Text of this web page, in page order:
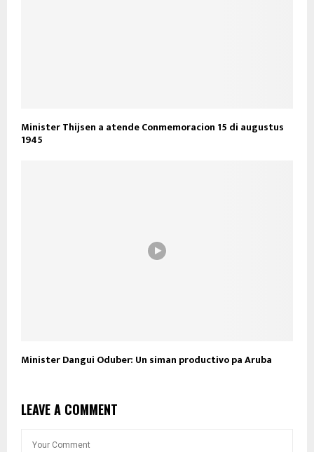
Minister Thijsen a atende Conmemoracion 15 di augustus
1945
Minister Dangui Oduber: Un siman productivo pa Aruba
LEAVE A COMMENT